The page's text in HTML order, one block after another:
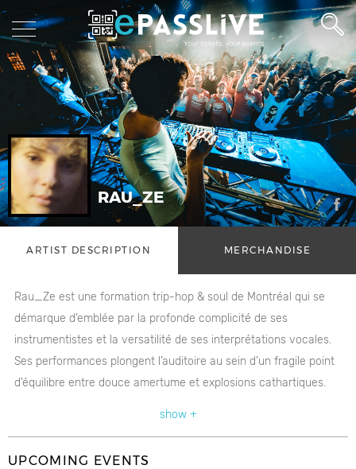
RAU_ZE
ARTIST DESCRIPTION MERCHANDISE
Rau_Ze est une formation trip-hop & soul de Montréal qui se
démarque d’emblée par la profonde complicité de ses
instrumentistes et la versatilité de ses interprétations vocales.
Ses performances plongent l’auditoire au sein d’un fragile point
d’équilibre entre douce amertume et explosions cathartiques.
show +
UPCOMING EVENTS